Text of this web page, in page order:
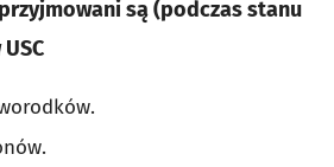
są (podczas stanu